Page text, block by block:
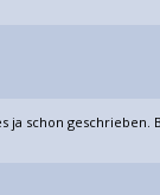
schon geschrieben.